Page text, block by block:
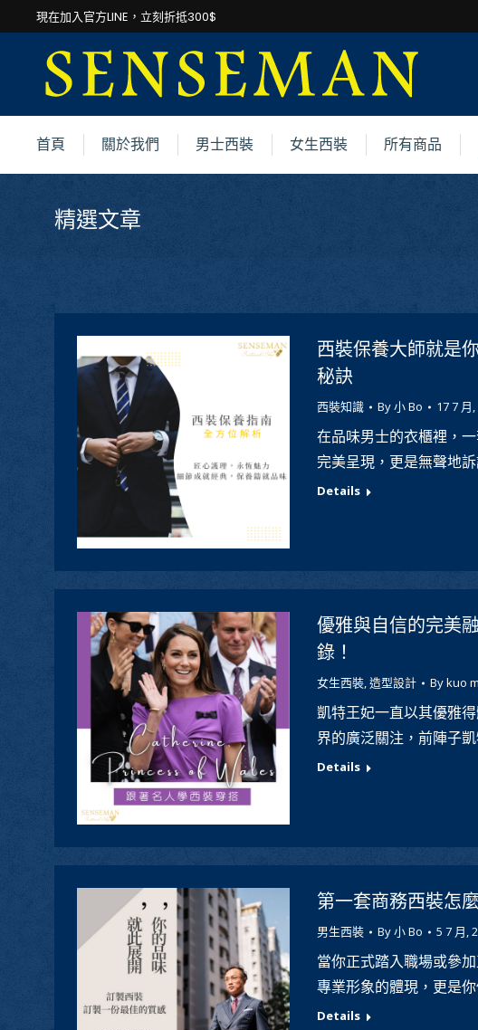
現在加入官方LINE，立刻折抵300$
首頁 關於我們 男士西裝 女生西裝 所有商品
精選文章
西裝保養大師就是
秘訣
西裝知識 By小 Bo 17 7 月
在品味男士的衣櫃裡，
完美呈現，更是無聲地
Details
優雅與自信的完美
錄！
女生西裝,造型設計 Bykuo
凱特王妃一直以其優雅
界的廣泛關注，前陣子
Details
第一套商務西裝怎
男生西裝 By小 Bo 5 7 月,
當你正式踏入職場或參
專業形象的體現，更是
Details